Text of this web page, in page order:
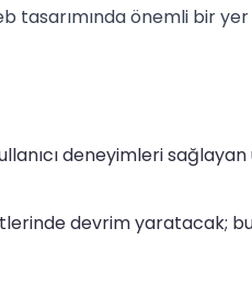
tasarımında önemli bir yer
deneyimleri
devrim yaratacak;